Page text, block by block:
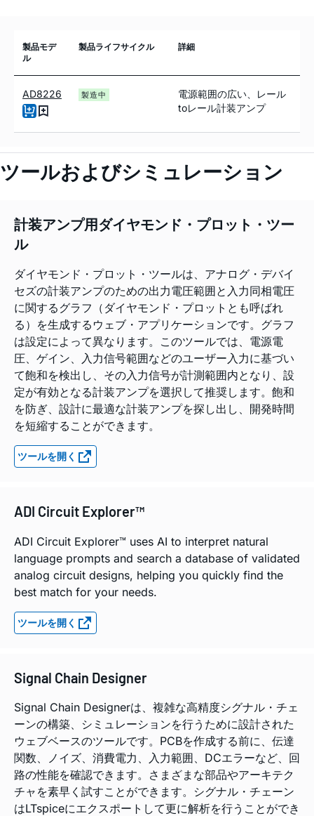
製品モデ
ル
製品ライフサイクル 詳細
AD8226 製造中
電源範囲の広い、レール
toレール計装アンプ
ツールおよびシミュレーション
計装アンプ用ダイヤモンド・プロット・ツー
ル
ダイヤモンド・プロット・ツールは、アナログ・デバイ
セズの計装アンプのための出力電圧範囲と入力同相電圧
に関するグラフ（ダイヤモンド・プロットとも呼ばれ
る）を生成するウェブ・アプリケーションです。グラフ
は設定によって異なります。このツールでは、電源電
圧、ゲイン、入力信号範囲などのユーザー入力に基づい
て飽和を検出し、その入力信号が計測範囲内となり、設
定が有効となる計装アンプを選択して推奨します。飽和
を防ぎ、設計に最適な計装アンプを探し出し、開発時間
を短縮することができます。
ツールを開く
ADI Circuit Explorer™
ADI Circuit Explorer™ uses AI to interpret natural
language prompts and search a database of validated
analog circuit designs, helping you quickly find the
best match for your needs.
ツールを開く
Signal Chain Designer
Signal Chain Designerは、複雑な高精度シグナル・チェ
ーンの構築、シミュレーションを行うために設計された
ウェブベースのツールです。PCBを作成する前に、伝達
関数、ノイズ、消費電力、入力範囲、DCエラーなど、回
路の性能を確認できます。さまざまな部品やアーキテク
チャを素早く試すことができます。シグナル・チェーン
はLTspiceにエクスポートして更に解析を行うことができ